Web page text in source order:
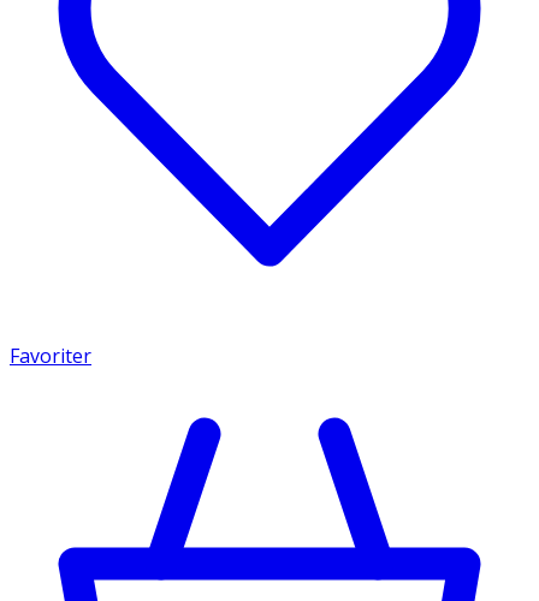
Favoriter